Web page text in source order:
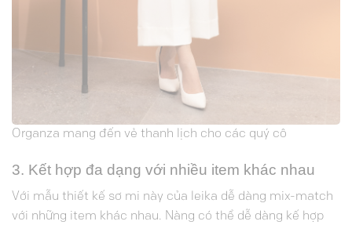
Organza mang đến vẻ thanh lịch cho các quý cô
3. Kết hợp đa dạng với nhiều item khác nhau
Với mẫu thiết kế sơ mi này của leika dễ dàng mix-match
với những item khác nhau. Nàng có thể dễ dàng kế hợp